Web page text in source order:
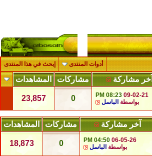
أدوات المنتدى إبحث في هذا المنتدى
آخر مشاركة مشاركات المشاهدات
09-02-21
08:23 PM
بواسطة الباسل 0
23,857
آخر مشاركة مشاركات المشاهدات
06-05-26
04:50 PM
بواسطة الباسل 0
18,873